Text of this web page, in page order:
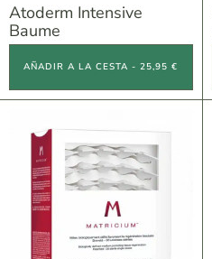
Atoderm Intensive
Baume
AÑADIR A LA CESTA - 25,95 €